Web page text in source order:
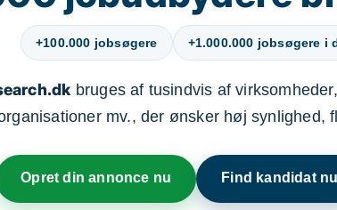
+100.000 jobsøgere +1.000.000 jobsøgere i
bruges af tusindvis af
mv., der ønsker høj synlighed,
Opret din annonce nu Find kandidat nu